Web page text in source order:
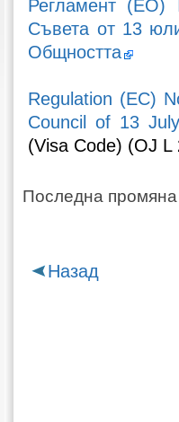
Регламент
Съвета от 13
Общността
Regulation (EC)
Council of 13
(Visa Code) (OJ
Последна
Назад